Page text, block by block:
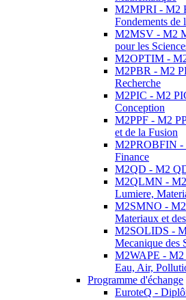
M2MPRI - M2
Fondements de
M2MSV - M2
pour les
M2OPTIM -
M2PBR - M2
Recherche
M2PIC - M2
Conception
M2PPF - M2
et de la Fusion
M2PROBFIN -
Finance
M2QD - M2
M2QLMN -
Lumiere,
M2SMNO - M2
Materiaux et
M2SOLIDS -
Mecanique des
M2WAPE -
Eau, Air,
Programme d'échange
EuroteQ -